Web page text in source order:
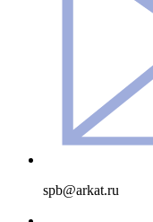
spb@arkat.ru